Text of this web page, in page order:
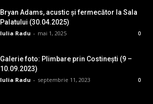
Bryan Adams, acustic și fermecător la Sala
Palatului (30.04.2025)
Iulia Radu - mai 1, 2025 0
Galerie foto: Plimbare prin Costinești (9 –
10.09.2023)
Iulia Radu - septembrie 11, 2023 0